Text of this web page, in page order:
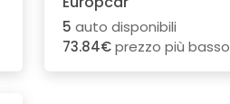
5 auto disponibili
73.84€prezzo più basso